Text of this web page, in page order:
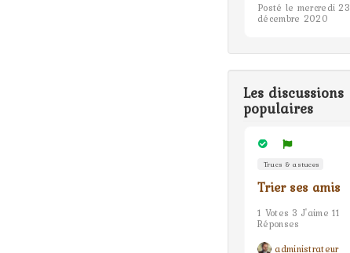
Posté le mercredi 23
décembre 2020
Les discussions
populaires
Trucs & astuces
Trier ses amis
1 Votes 3 J'aime 11
Réponses
administrateur